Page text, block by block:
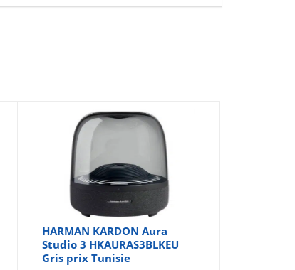
HARMAN KARDON Aura
Studio 3 HKAURAS3BLKEU
Gris prix Tunisie